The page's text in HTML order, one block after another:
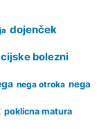
dojenček
bolezni
nega otroka nega
poklicna matura